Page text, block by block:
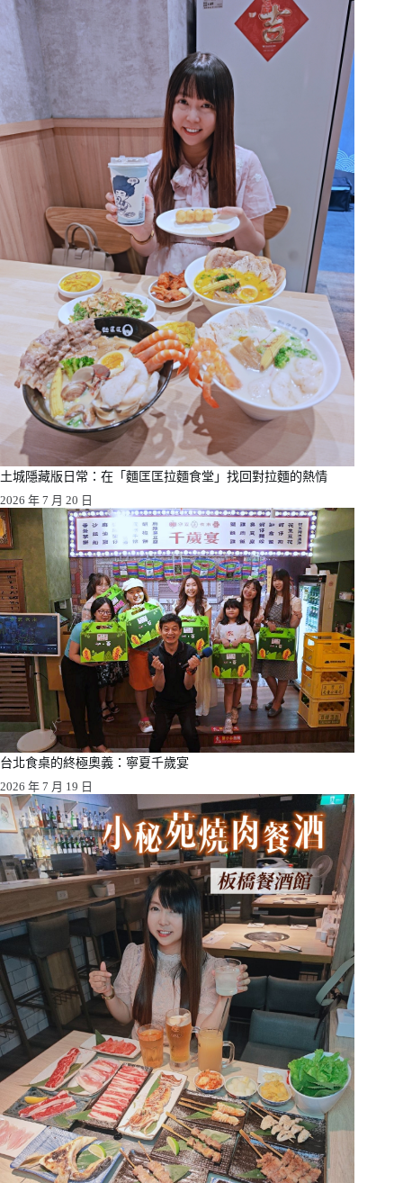
土城隱藏版日常：在「麵匡匡拉麵食堂」找回對拉麵的熱情
2026 年 7 月 20 日
台北食桌的終極奧義：寧夏千歲宴
2026 年 7 月 19 日